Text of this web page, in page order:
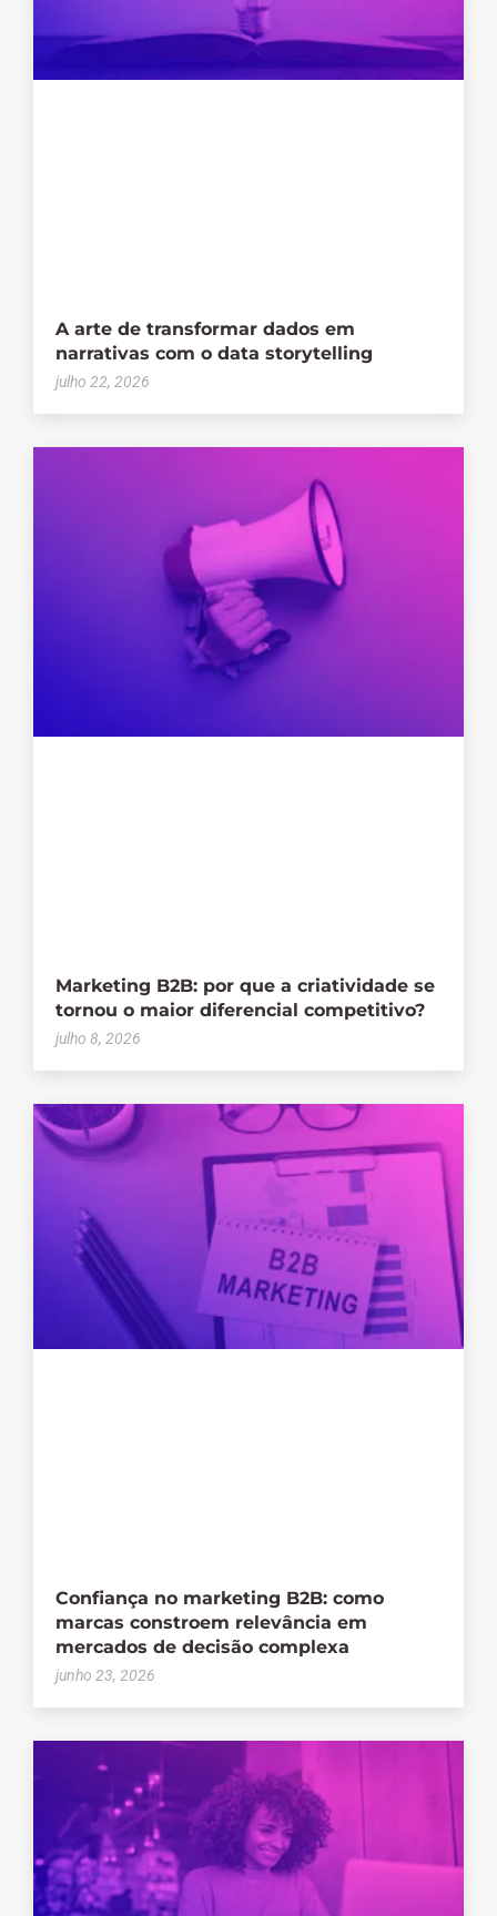
A arte de transformar dados em
narrativas com o data storytelling
julho 22, 2026
Marketing B2B: por que a criatividade se
tornou o maior diferencial competitivo?
julho 8, 2026
Confiança no marketing B2B: como
marcas constroem relevância em
mercados de decisão complexa
junho 23, 2026